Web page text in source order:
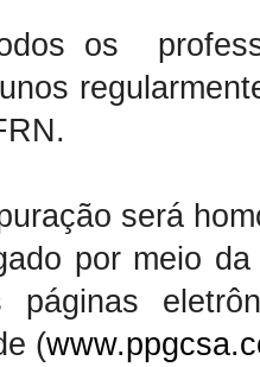
os
será
por meio
(